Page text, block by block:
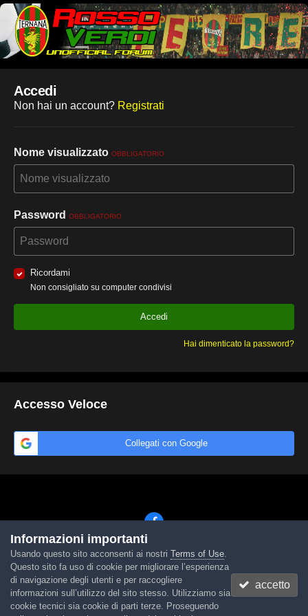
Accedi
Non hai un account? Registrati
Nome visualizzato OBBLIGATORIO
Password OBBLIGATORIO
Ricordami
Non consigliato su computer condivisi
Accedi
Hai dimenticato la password?
Accesso Veloce
Collegati con Google
Lingua Tema Contattaci Cookies
Powered by Invision Community
Informazioni importanti
Usando questo sito acconsenti ai nostri Terms of Use.
Questo sito fa uso di cookie per migliorare l’esperienza
di navigazione degli utenti e per raccogliere
informazioni sull’utilizzo del sito stesso. Utilizziamo sia
cookie tecnici sia cookie di parti terze. Proseguendo
accetto